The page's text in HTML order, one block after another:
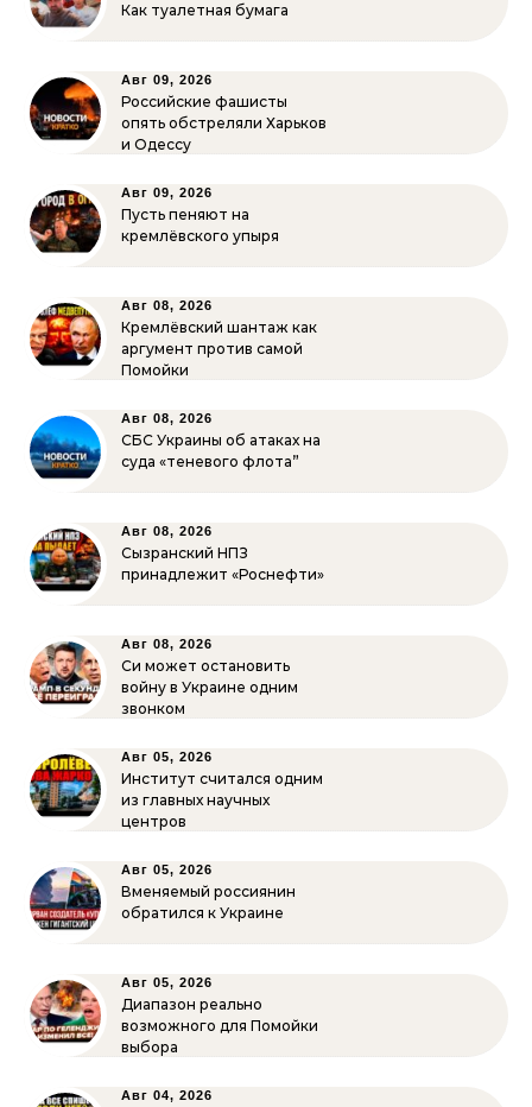
Как туалетная бумага
Авг 09, 2026
Российские фашисты
опять обстреляли Харьков
и Одессу
Авг 09, 2026
Пусть пеняют на
кремлёвского упыря
Авг 08, 2026
Кремлёвский шантаж как
аргумент против самой
Помойки
Авг 08, 2026
СБС Украины об атаках на
суда «теневого флота”
Авг 08, 2026
Сызранский НПЗ
принадлежит «Роснефти»
Авг 08, 2026
Си может остановить
войну в Украине одним
звонком
Авг 05, 2026
Институт считался одним
из главных научных
центров
Авг 05, 2026
Вменяемый россиянин
обратился к Украине
Авг 05, 2026
Диапазон реально
возможного для Помойки
выбора
Авг 04, 2026